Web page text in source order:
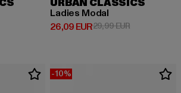
EUR 49,99 EUR
URBAN CLASSICS
Ladies Modal
26,09 EUR
Derzeitiger Preis: 26,09 EUR
29,99 EURAktionspreis:
-10%